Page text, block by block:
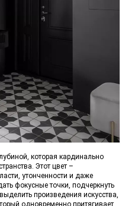
которая кардинально
Этот цвет –
утонченности и даже
фокусные точки, подчеркнуть
произведения искусства,
одновременно притягивает